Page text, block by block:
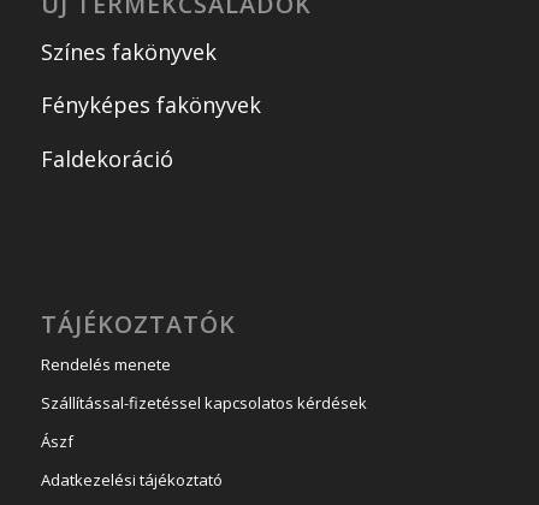
Színes fakönyvek
Fényképes fakönyvek
Faldekoráció
TÁJÉKOZTATÓK
Rendelés menete
Szállítással-fizetéssel kapcsolatos kérdések
Ászf
Adatkezelési tájékoztató